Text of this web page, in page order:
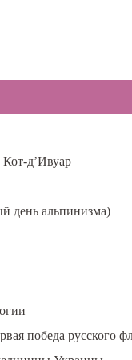
д’Ивуар
день альпинизма)
победа русского